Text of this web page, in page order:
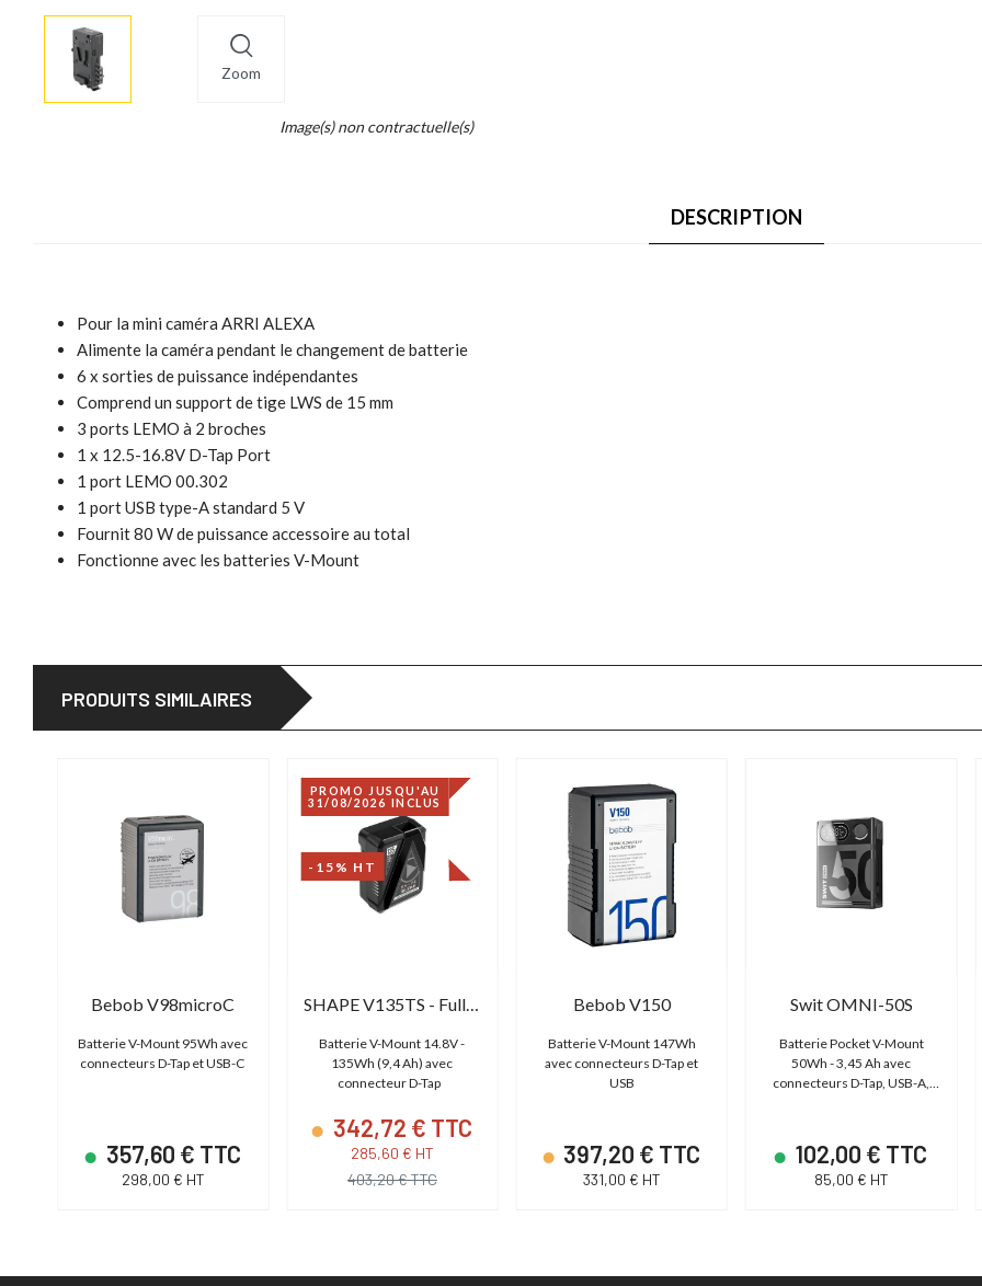
Zoom
More
info
Image(s) non contractuelle(s)
DESCRIPTION
Pour la mini caméra ARRI ALEXA
Alimente la caméra pendant le changement de batterie
6 x sorties de puissance indépendantes
Comprend un support de tige LWS de 15 mm
3 ports LEMO à 2 broches
1 x 12.5-16.8V D-Tap Port
1 port LEMO 00.302
1 port USB type-A standard 5 V
Fournit 80 W de puissance accessoire au total
Fonctionne avec les batteries V-Mount
PRODUITS SIMILAIRES
Bebob V98microC
Batterie V-Mount 95Wh avec
connecteurs D-Tap et USB-C
357,60 € TTC
298,00 € HT
PROMO JUSQU'AU
31/08/2026 INCLUS
-15% HT
Batterie V-Mount 14.8V -
135Wh (9,4 Ah) avec
connecteur D-Tap
342,72 € TTC
285,60 € HT
403,20 € TTC
Bebob V150
Batterie V-Mount 147Wh
avec connecteurs D-Tap et
USB
397,20 € TTC
331,00 € HT
Swit OMNI-50S
Batterie Pocket V-Mount
50Wh - 3,45 Ah avec
connecteurs D-Tap, USB-A,
102,00 € TTC
85,00 € HT